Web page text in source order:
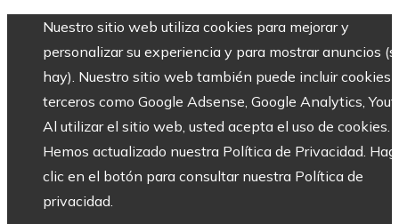
Nuestro sitio web utiliza cookies para mejorar y
personalizar su experiencia y para mostrar anuncios
hay). Nuestro sitio web también puede incluir cookies
terceros como Google Adsense, Google Analytics,
Al utilizar el sitio web, usted acepta el uso de cookies.
Hemos actualizado nuestra Política de Privacidad.
clic en el botón para consultar nuestra Política de
privacidad.